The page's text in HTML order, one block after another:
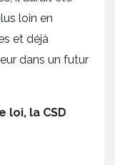
loin en
et déjà
dans un futur
loi, la CSD